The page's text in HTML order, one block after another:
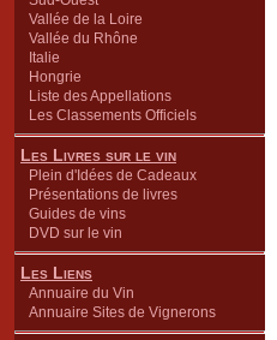
Vallée de la Loire
Vallée du Rhône
Italie
Hongrie
Liste des Appellations
Les Classements Officiels
Les Livres sur le vin
Plein d'Idées de Cadeaux
Présentations de livres
Guides de vins
DVD sur le vin
Les Liens
Annuaire du Vin
Annuaire Sites de Vignerons